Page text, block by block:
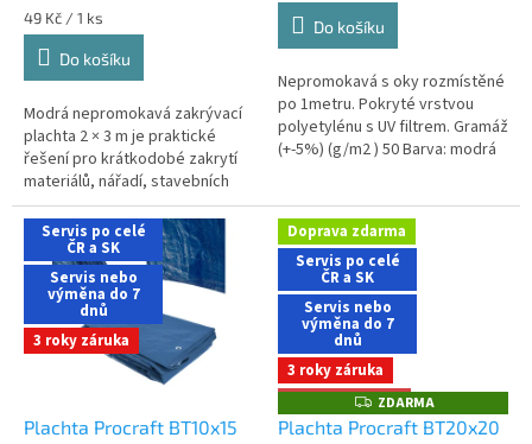
Měrná
cena:
49 Kč / 1 ks
Do košíku
Modrá nepromokavá zakrývací
plachta 2 × 3 m je praktické
řešení pro krátkodobé zakrytí
materiálů, nářadí, stavebních
strojů, vozíků, dřeva, slámy
nebo bazénů před deštěm a...
Do košíku
Nepromokavá s oky rozmístěné
po 1metru. Pokryté vrstvou
polyetylénu s UV filtrem. Gramáž
(+-5%) (g/m2 ) 50 Barva: modrá
Servis po celé
ČR a SK
Servis nebo
výměna do 7
dnů
3 roky záruka
Plachta Procraft BT10x15
Doprava zdarma
Servis po celé
ČR a SK
Servis nebo
výměna do 7
dnů
3 roky záruka
+ Dárek zdarma
Z
D
A
ZDARMA
Plachta Procraft BT20x20